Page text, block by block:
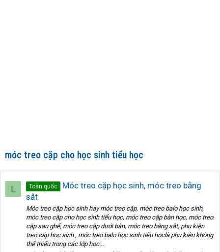
móc treo cặp cho học sinh tiểu học
L Toàn quốc
Móc treo cặp học sinh, móc treo bằng
sắt
Móc treo cặp học sinh hay móc treo cặp, móc treo balo học sinh,
móc treo cặp cho học sinh tiểu học, móc treo cặp bàn học, móc treo
cặp sau ghế, móc treo cặp dưới bàn, móc treo bằng sắt, phụ kiện
treo cặp học sinh , móc treo balo học sinh tiểu họclà phụ kiện không
thể thiếu trong các lớp học...